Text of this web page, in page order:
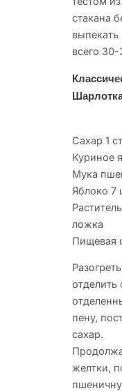
стакана
выпекать
всего
Сахар 1
Куриное
Мука
Яблоко 7
ложка
Пищевая
отделить
пену,
сахар.
желтки,